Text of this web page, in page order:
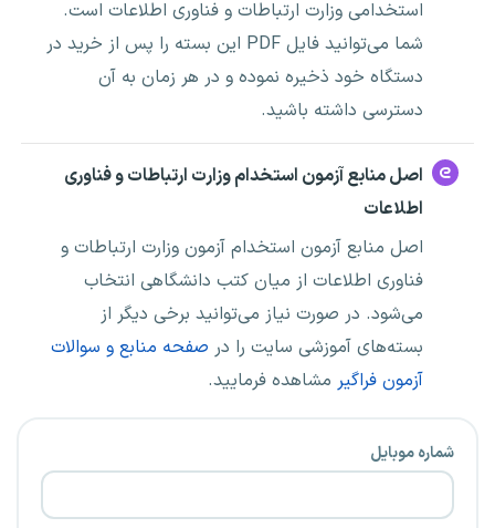
استخدامی وزارت ارتباطات و فناوری اطلاعات است.
شما می‌توانید فایل PDF این بسته را پس از خرید در
دستگاه خود ذخیره نموده و در هر زمان به آن
دسترسی داشته باشید.
اصل منابع آزمون استخدام وزارت ارتباطات و فناوری
اطلاعات
اصل منابع آزمون استخدام آزمون وزارت ارتباطات و
فناوری اطلاعات از میان کتب دانشگاهی انتخاب
می‌شود. در صورت نیاز می‌توانید برخی دیگر از
بسته‌های آموزشی سایت را در صفحه منابع و سوالات
آزمون فراگیر مشاهده فرمایید.
شماره موبایل